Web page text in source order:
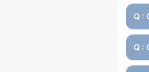
Q :
Q :